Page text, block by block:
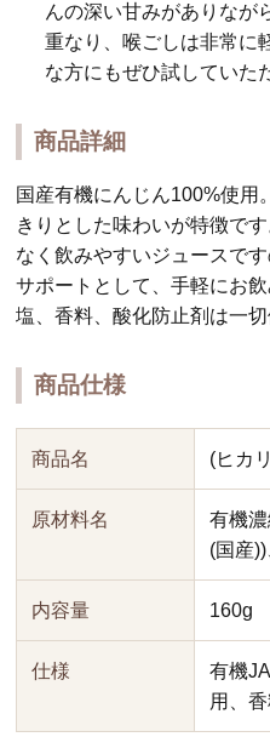
んの深い甘みがありなが
重なり、喉ごしは非常に
な方にもぜひ試していた
商品詳細
国産有機にんじん100%使用
きりとした味わいが特徴で
なく飲みやすいジュースで
サポートとして、手軽にお
塩、香料、酸化防止剤は一切
商品仕様
商品名 (ヒカ
原材料名
有機
(国産
内容量 160g
仕様
有機
用、